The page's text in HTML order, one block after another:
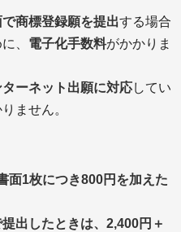
商標登録願を提出する場合
、 電子化手数料がかかりま
ターネット出願に対応してい
ません。
面1枚につき800円を加えた
出したときは、2,400円＋